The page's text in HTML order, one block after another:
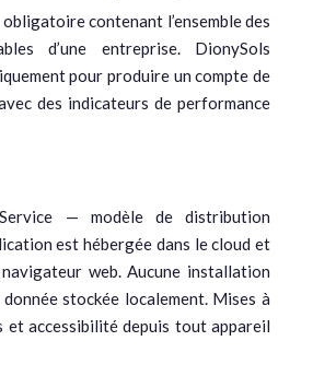
contenant l’ensemble des
d’une entreprise. DionySols
pour produire un compte de
des indicateurs de performance
— modèle de distribution
est hébergée dans le cloud et
web. Aucune installation
stockée localement. Mises à
et accessibilité depuis tout appareil